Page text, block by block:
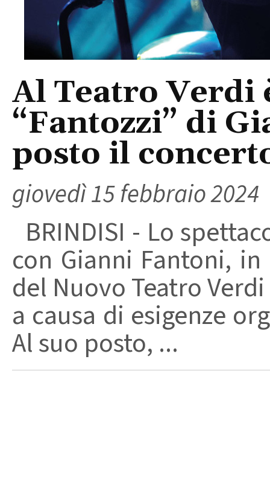
Al Teatro Verdi
“Fantozzi” di
posto il
giovedì 15 febbraio 2024
BRINDISI - Lo
con Gianni Fantoni,
del Nuovo Teatro
a causa di esigenze
Al suo posto, ...